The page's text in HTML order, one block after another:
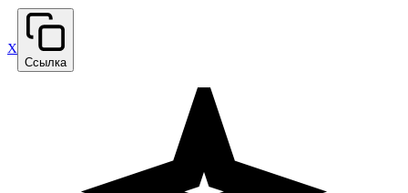
X
Ссылка